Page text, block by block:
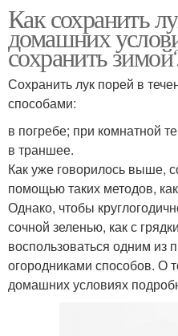
Как сохранить
домашних
сохранить
Сохранить лук порей в
способами:
в погребе; при комнатной
в траншее.
Как уже говорилось выше,
помощью таких методов,
Однако, чтобы
сочной зеленью, как с
воспользоваться одним
огородниками способов. О
домашних условиях